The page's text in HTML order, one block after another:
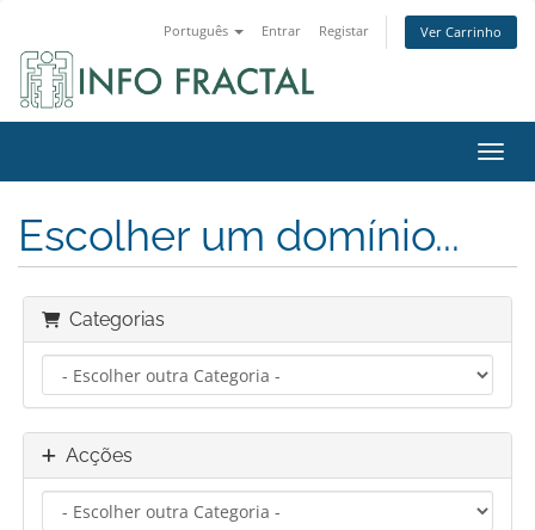
Português Entrar Registar Ver Carrinho
Escolher um domínio...
Categorias
Acções